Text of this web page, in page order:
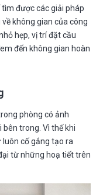
được các giải pháp
không gian của công
hẹp, vị trí đặt cầu
đến không gian hoàn
phòng có ảnh
trong. Vì thế khi
luôn cố gắng tạo ra
từ những hoạ tiết trên